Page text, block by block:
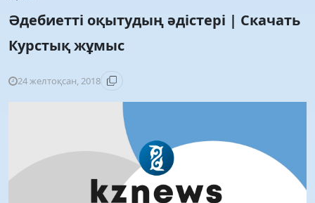
Әдебиетті оқытудың әдістері | Скачать
Курстық жұмыс
24 желтоқсан, 2018